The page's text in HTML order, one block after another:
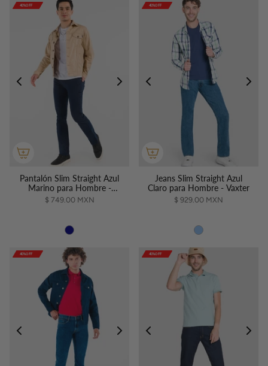
40%OFF
40%OFF
40%OFF
40%OFF
40%OFF
Pantalón Slim Straight Azul
Marino para Hombre -
Vaxter
$ 749.00 MXN
40%OFF
40%OFF
40%OFF
40%OFF
40%OFF
Jeans Slim Straight Azul
Claro para Hombre - Vaxter
$ 929.00 MXN
40%OFF
40%OFF
40%OFF
40%OFF
40%OFF 40%OFF
40%OFF
40%OFF
40%OFF
40%OFF